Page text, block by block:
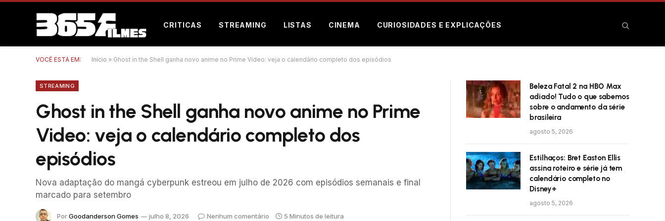
CRITICAS STREAMING LISTAS CINEMA CURIOSIDADES E EXPLICAÇÕES
VOCÊ ESTÁ EM: Início » Ghost in the Shell ganha novo anime no Prime Video: veja o calendário completo dos episódios
STREAMING
Ghost in the Shell ganha novo anime no Prime
Video: veja o calendário completo dos
episódios
Nova adaptação do mangá cyberpunk estreou em julho de 2026 com episódios semanais e final
marcado para setembro
PorGoodanderson Gomes julho 8, 2026 Nenhum comentário 5 Minutos de leitura
Beleza Fatal 2 na HBO Max
adiado! Tudo o que sabemos
sobre o andamento da série
brasileira
agosto 5, 2026
Estilhaços: Bret Easton Ellis
assina roteiro e série já tem
calendário completo no
Disney+
agosto 5, 2026